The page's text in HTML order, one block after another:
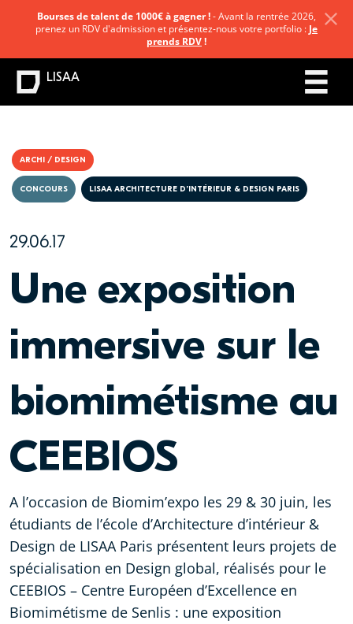
ARCHI / DESIGN
29.06.17
CONCOURS LISAA ARCHITECTURE D’INTÉRIEUR & DESIGN PARIS
Une exposition
immersive sur le
biomimétisme au
CEEBIOS
A l’occasion de Biomim’expo les 29 & 30 juin, les
étudiants de l’école d’Architecture d’intérieur &
Design de LISAA Paris présentent leurs projets de
spécialisation en Design global, réalisés pour le
CEEBIOS – Centre Européen d’Excellence en
Biomimétisme de Senlis : une exposition
Bourses de talent de 1000€ à gagner !- Avant la rentrée 2026,
prenez un RDV d'admission et présentez-nous votre portfolio : Je
prends RDV!
LISAA